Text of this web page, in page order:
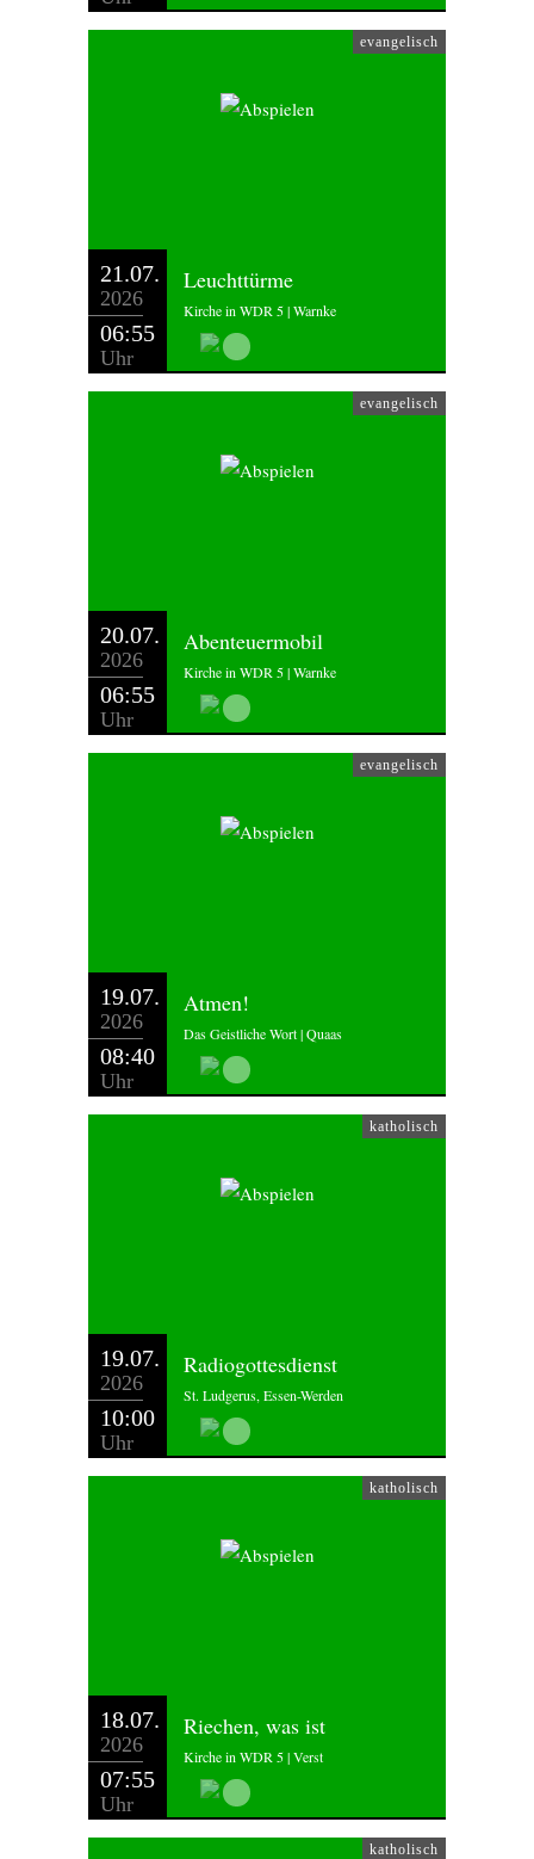
evangelisch
21.07.
2026
06:55
Uhr
Leuchttürme
Kirche in WDR 5 | Warnke
evangelisch
20.07.
2026
06:55
Uhr
Abenteuermobil
Kirche in WDR 5 | Warnke
evangelisch
19.07.
2026
08:40
Uhr
Atmen!
Das Geistliche Wort | Quaas
katholisch
19.07.
2026
10:00
Uhr
Radiogottesdienst
St. Ludgerus, Essen-Werden
katholisch
18.07.
2026
07:55
Uhr
Riechen, was ist
Kirche in WDR 5 | Verst
katholisch